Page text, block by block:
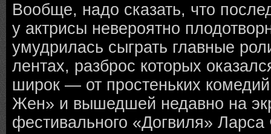
Вообще, надо сказать, что
у актрисы невероятно
умудрилась сыграть главные
лентах, разброс которых
широк — от простеньких
Жен» и вышедшей недавно на
фестивального «Догвиля»